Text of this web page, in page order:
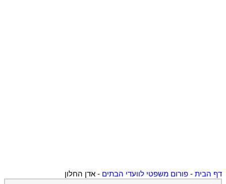
דף הבית- פורום משפטי לוועדי הבתים- אדן החלון